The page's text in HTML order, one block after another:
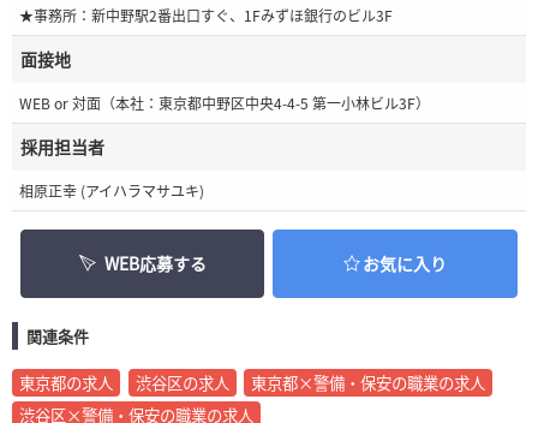
★事務所：新中野駅2番出口すぐ、1Fみずほ銀行のビル3F
面接地
WEB or 対面（本社：東京都中野区中央4-4-5 第一小林ビル3F）
採用担当者
相原正幸 (アイハラマサユキ)
WEB応募する お気に入り
関連条件
東京都の求人 渋谷区の求人
東京都×警備・保安の職業の求人
渋谷区×警備・保安の職業の求人